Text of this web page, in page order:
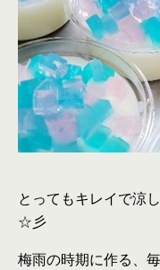
とってもキレイで涼
☆彡
梅雨の時期に作る、